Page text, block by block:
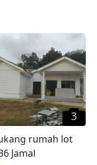
3
rumah lot
Jamal